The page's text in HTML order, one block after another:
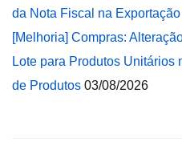
da Nota Fiscal na
[Melhoria] Compras:
Lote para Produtos Unitários
de Produtos 03/08/2026